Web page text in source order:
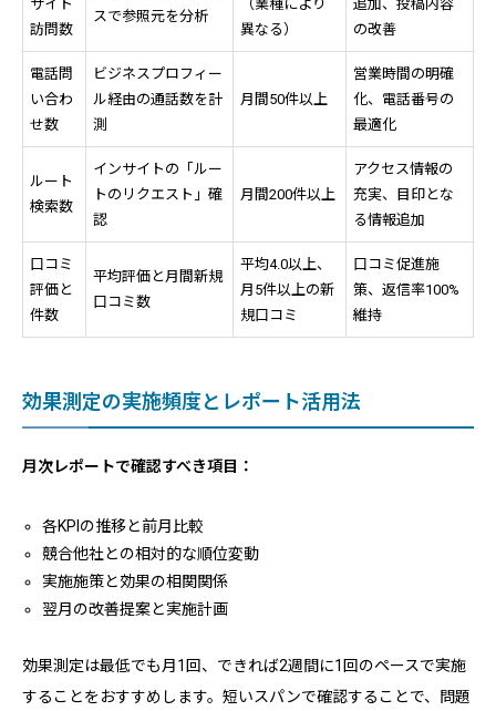
サイト
訪問数
スで参照元を分析
（業種により
異なる）
追加、投稿内容
の改善
電話問
い合わ
せ数
ビジネスプロフィー
ル経由の通話数を計
測
月間50件以上
営業時間の明確
化、電話番号の
最適化
ルート
検索数
インサイトの「ルー
トのリクエスト」確
認
月間200件以上
アクセス情報の
充実、目印とな
る情報追加
口コミ
評価と
件数
平均評価と月間新規
口コミ数
平均4.0以上、
月5件以上の新
規口コミ
口コミ促進施
策、返信率100%
維持
効果測定の実施頻度とレポート活用法
月次レポートで確認すべき項目：
各KPIの推移と前月比較
競合他社との相対的な順位変動
実施施策と効果の相関関係
翌月の改善提案と実施計画
効果測定は最低でも月1回、できれば2週間に1回のペースで実施
することをおすすめします。短いスパンで確認することで、問題